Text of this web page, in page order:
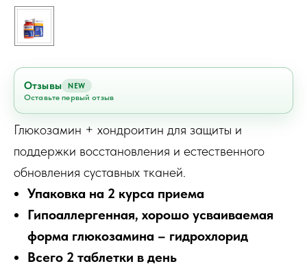
Отзывы NEW
Оставьте первый отзыв
Глюкозамин + хондроитин для защиты и
поддержки восстановления и естественного
обновления суставных тканей.
Упаковка на 2 курса приема
Гипоаллергенная, хорошо усваиваемая
форма глюкозамина – гидрохлорид
Всего 2 таблетки в день